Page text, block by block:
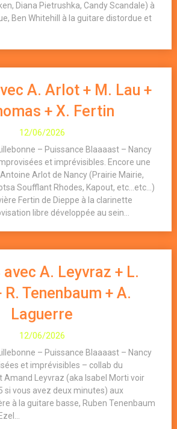
Diana Pietrushka, Candy Scandale) à
Ben Whitehill à la guitare distordue et
A. Arlot + M. Lau +
+ X. Fertin
12/06/2026
– Puissance Blaaaast – Nancy
et imprévisibles. Encore une
Arlot de Nancy (Prairie Mairie,
Soufflant Rhodes, Kapout, etc…etc…)
Fertin de Dieppe à la clarinette
libre développée au sein...
A. Leyvraz + L.
R. Tenenbaum + A.
Laguerre
12/06/2026
– Puissance Blaaaast – Nancy
et imprévisibles – collab du
Amand Leyvraz (aka Isabel Morti voir
si vous avez deux minutes) aux
à la guitare basse, Ruben Tenenbaum